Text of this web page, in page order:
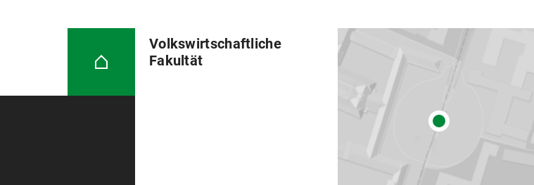
Volkswirtschaftliche
Fakultät